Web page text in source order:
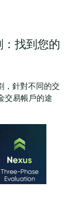
找到您的
，針對不同的交
交易帳戶的途